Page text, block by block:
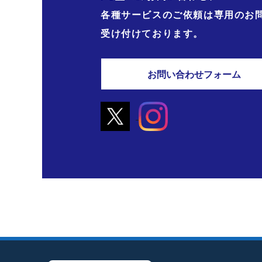
各種サービスのご依頼は専用のお
受け付けております。
お問い合わせフォーム